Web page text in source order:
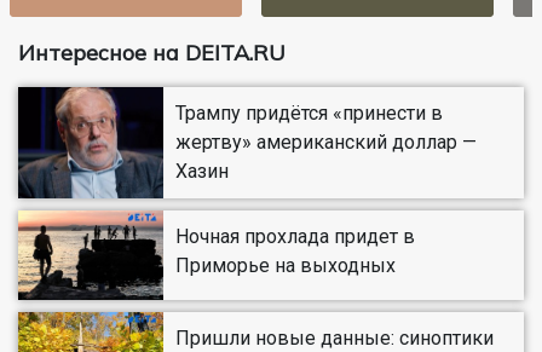
Интересное на DEITA.RU
Трампу придётся «принести в
жертву» американский доллар —
Хазин
Ночная прохлада придет в
Приморье на выходных
Пришли новые данные: синоптики